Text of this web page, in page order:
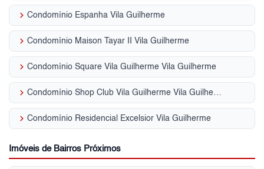
keyboard_arrow_right Condomínio Espanha Vila Guilherme
keyboard_arrow_right Condomínio Maison Tayar II Vila Guilherme
keyboard_arrow_right Condomínio Square Vila Guilherme Vila Guilherme
keyboard_arrow_right Condomínio Shop Club Vila Guilherme Vila Guilherme
keyboard_arrow_right Condomínio Residencial Excelsior Vila Guilherme
Imóveis de Bairros Próximos